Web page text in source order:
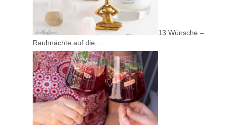
13 Wünsche –
Rauhnächte auf die…